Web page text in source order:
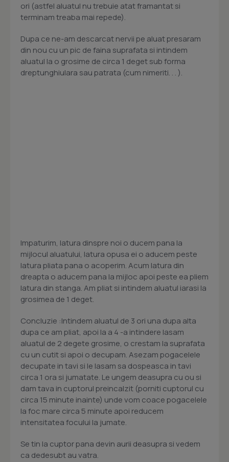
ori (astfel aluatul nu trebuie atat framantat si
terminam treaba mai repede).
Dupa ce ne-am descarcat nervii pe aluat presaram
din nou cu un pic de faina suprafata si intindem
aluatul la o grosime de circa 1 deget sub forma
dreptunghiulara sau patrata (cum nimeriti. . . ).
Impaturim, latura dinspre noi o ducem pana la
mijlocul aluatului, latura opusa ei o aducem peste
latura pliata pana o acoperim. Acum latura din
dreapta o aducem pana la mijloc apoi peste ea pliem
latura din stanga. Am pliat si intindem aluatul iarasi la
grosimea de 1 deget.
Concluzie :Intindem aluatul de 3 ori una dupa alta
dupa ce am pliat, apoi la a 4 -a intindere lasam
aluatul de 2 degete grosime, o crestam la suprafata
cu un cutit si apoi o decupam. Asezam pogacelele
decupate in tavi si le lasam sa dospeasca in tavi
circa 1 ora si jumatate. Le ungem deasupra cu ou si
dam tava in cuptorul preincalzit (porniti cuptorul cu
circa 15 minute inainte) unde vom coace pogacelele
la foc mare circa 5 minute apoi reducem
intensitatea focului la jumate.
Se tin la cuptor pana devin aurii deasupra si vedem
ca dedesubt au vatra.